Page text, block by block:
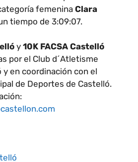
femenina Clara
tiempo de 3:09:07.
y 10K FACSA Castelló
por el Club d´Atletisme
y en coordinación con el
de Deportes de Castelló.